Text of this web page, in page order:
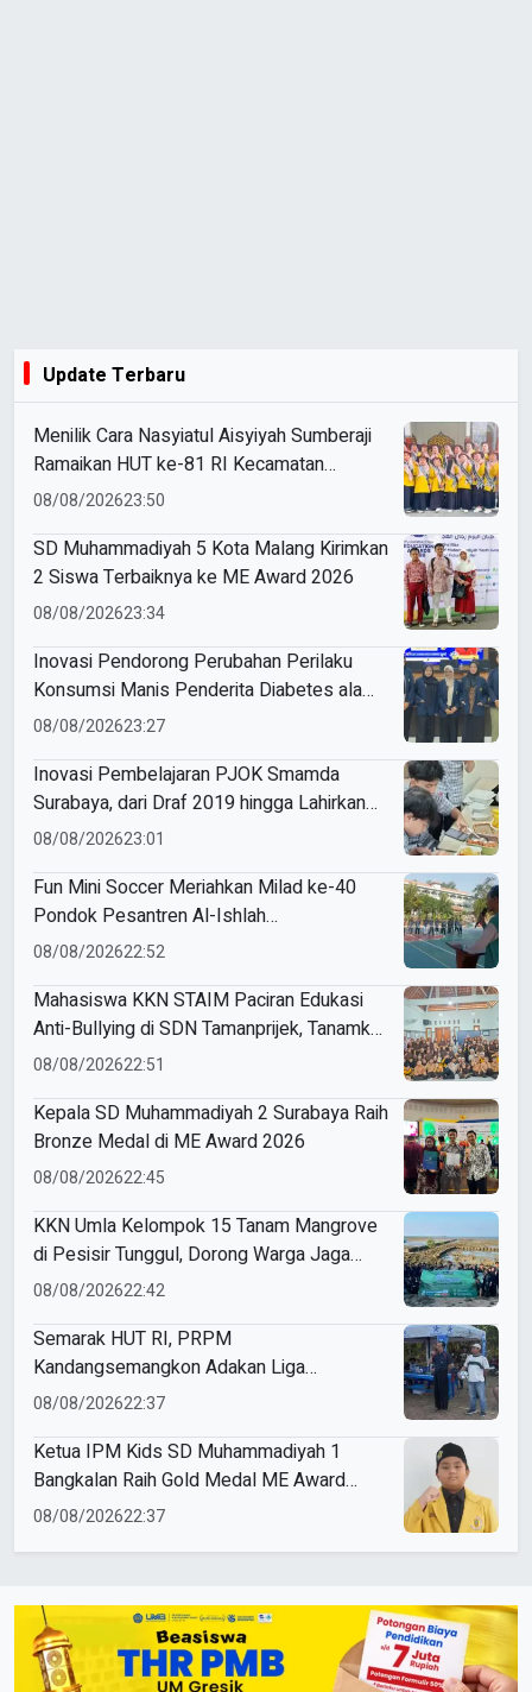
Update Terbaru
Menilik Cara Nasyiatul Aisyiyah Sumberaji
Ramaikan HUT ke-81 RI Kecamatan
Sukodadi
08/08/202623:50
SD Muhammadiyah 5 Kota Malang Kirimkan
2 Siswa Terbaiknya ke ME Award 2026
08/08/202623:34
Inovasi Pendorong Perubahan Perilaku
Konsumsi Manis Penderita Diabetes ala
Mahasiswa Unesa
08/08/202623:27
Inovasi Pembelajaran PJOK Smamda
Surabaya, dari Draf 2019 hingga Lahirkan
Modul Gizi Digital
08/08/202623:01
Fun Mini Soccer Meriahkan Milad ke-40
Pondok Pesantren Al-Ishlah
Sendangagung
08/08/202622:52
Mahasiswa KKN STAIM Paciran Edukasi
Anti-Bullying di SDN Tamanprijek, Tanamkan
Empati Sejak Dini
08/08/202622:51
Kepala SD Muhammadiyah 2 Surabaya Raih
Bronze Medal di ME Award 2026
08/08/202622:45
KKN Umla Kelompok 15 Tanam Mangrove
di Pesisir Tunggul, Dorong Warga Jaga
Lingkungan
08/08/202622:42
Semarak HUT RI, PRPM
Kandangsemangkon Adakan Liga
Kemerdekaan 2026
08/08/202622:37
Ketua IPM Kids SD Muhammadiyah 1
Bangkalan Raih Gold Medal ME Award
2026
08/08/202622:37